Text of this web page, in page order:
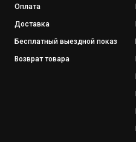
Оплата
Доставка
Бесплатный выездной показ
Возврат товара